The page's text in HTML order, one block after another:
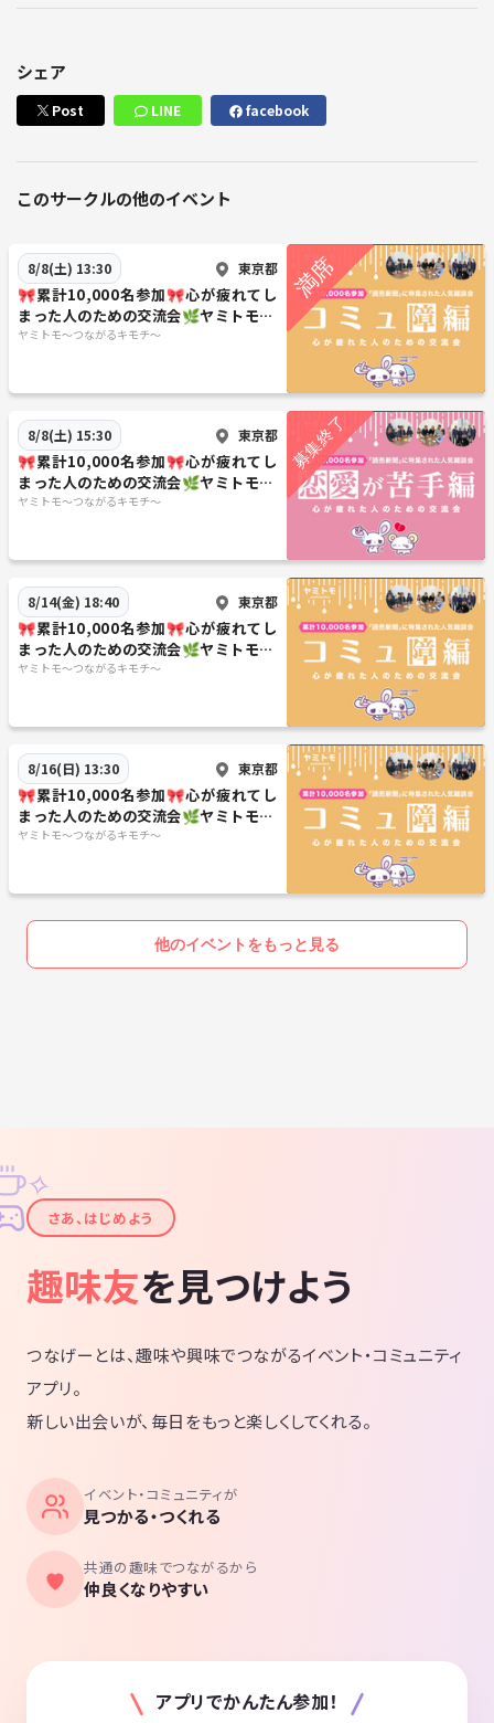
シェア
Post LINE facebook
このサークルの他のイベント
8/8(土) 13:30 東京都
🎀累計10,000名参加🎀心が疲れてし
まった人のための交流会🌿ヤミトモ🌿
《20代～60代中心》
ヤミトモ～つながるキモチ～
8/8(土) 15:30 東京都
🎀累計10,000名参加🎀心が疲れてし
まった人のための交流会🌿ヤミトモ🌿
《20代～60代中心》
ヤミトモ～つながるキモチ～
8/14(金) 18:40 東京都
🎀累計10,000名参加🎀心が疲れてし
まった人のための交流会🌿ヤミトモ🌿
《20代～60代中心》
ヤミトモ～つながるキモチ～
8/16(日) 13:30 東京都
🎀累計10,000名参加🎀心が疲れてし
まった人のための交流会🌿ヤミトモ🌿
《20代～60代中心》
ヤミトモ～つながるキモチ～
他のイベントをもっと見る
✦
✧
さあ、はじめよう
趣味友を見つけよう
つなげーとは、趣味や興味でつながるイベント・コミュニティ
アプリ。
新しい出会いが、毎日をもっと楽しくしてくれる。
イベント・コミュニティが
見つかる・つくれる
共通の趣味でつながるから
仲良くなりやすい
アプリでかんたん参加！